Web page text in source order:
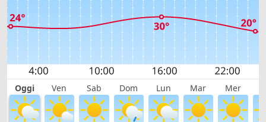
Oggi Ven Sab Dom Lun Mar Mer